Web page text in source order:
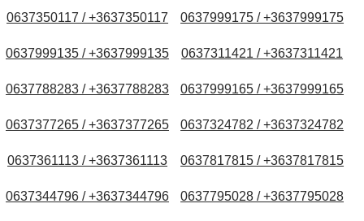
0637350117 / +3637350117 0637999175 / +3637999175
0637999135 / +3637999135 0637311421 / +3637311421
0637788283 / +3637788283 0637999165 / +3637999165
0637377265 / +3637377265 0637324782 / +3637324782
0637361113 / +3637361113 0637817815 / +3637817815
0637344796 / +3637344796 0637795028 / +3637795028